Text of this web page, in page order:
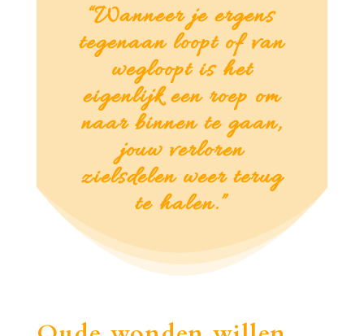
“Wanneer je ergens
tegenaan loopt of van
wegloopt is het
eigenlijk een roep om
naar binnen te gaan,
jouw verloren
zielsdelen weer terug
te halen.”